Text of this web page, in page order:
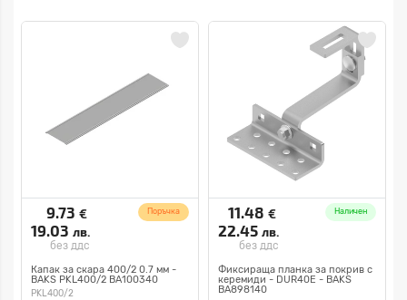
9.73 €
19.03 лв.
без ддс
Поръчка
Капак за скара 400/2 0.7 мм -
BAKS PKL400/2 BA100340
PKL400/2
11.48 €
22.45 лв.
без ддс
Наличен
Фиксираща планка за покрив с
керемиди - DUR40E - BAKS
BA898140